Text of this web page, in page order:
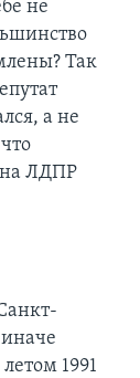
не
Так
а не
на ЛДПР
1991